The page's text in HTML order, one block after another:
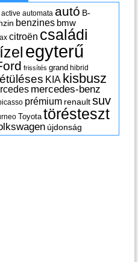
active automata autó B-
benzines bmw
citroën családi
egyterű
frissítés grand hibrid
KIA kisbusz
mercedes-benz
prémium renaultsuv
Toyota törésteszt
újdonság